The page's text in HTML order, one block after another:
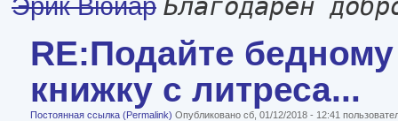
Эрик Вюйар Благодарен
RE:Подайте
книжку с литреса...
Постоянная ссылка (Permalink) Опубликовано сб, 01/12/2018 - 12:41